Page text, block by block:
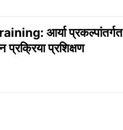
आर्या प्रकल्पांतर्गत
प्रक्रिया प्रशिक्षण